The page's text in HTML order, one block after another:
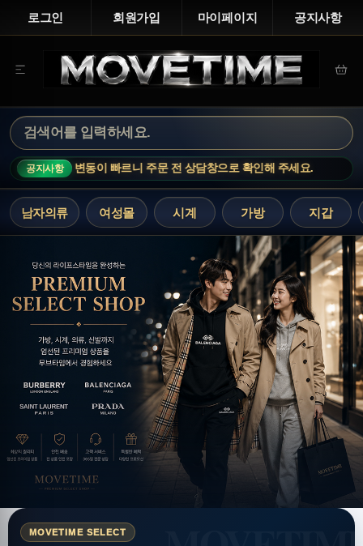
로그인 회원가입 마이페이지 공지사항
공지사항
고 변동이 빠르니 주문 전 상담창으로 확인해 주세요.
남자의류 여성몰 시계 가방 지갑
MOVETIME SELECT